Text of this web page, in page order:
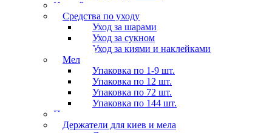
Наклейки
Средства по уходу
Уход за шарами
Уход за сукном
Уход за киями и наклейками
Мел
Упаковка по 1-9 шт.
Упаковка по 12 шт.
Упаковка по 72 шт.
Упаковка по 144 шт.
Перчатки
Держатели для киев и мела